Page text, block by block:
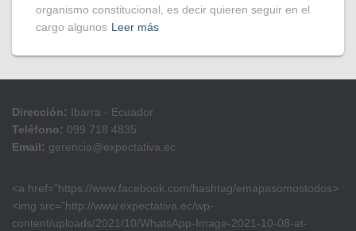
organismo constitucional, es decir quieren seguir en el
cargo algunos Leer más
Dirección: Ibarra - Ecuador
Teléfono: 099 718 4835
Email: gerencia@expectativa.ec
<a href=”https://www.facebook.com/hashtag/emapasomostodos>
<img src=”http://www.expectativa.ec/wp-
content/uploads/2021/10/WhatsApp-Image-2021-10-08-at-